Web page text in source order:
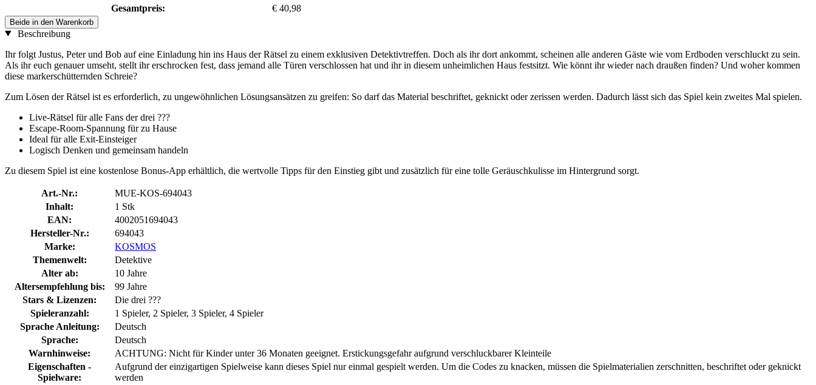
Gesamtpreis:
€ 40,98
Beide in den Warenkorb
Beschreibung
Ihr folgt Justus, Peter und Bob auf eine Einladung hin ins Haus der Rätsel zu einem exklusiven Detektivtreffen. Doch als ihr dort ankommt, scheinen alle anderen Gäste wie vom Erdboden verschluckt zu sein.
Als ihr euch genauer umseht, stellt ihr erschrocken fest, dass jemand alle Türen verschlossen hat und ihr in diesem unheimlichen Haus festsitzt. Wie könnt ihr wieder nach draußen finden? Und woher kommen
diese markerschütternden Schreie?
Zum Lösen der Rätsel ist es erforderlich, zu ungewöhnlichen Lösungsansätzen zu greifen: So darf das Material beschriftet, geknickt oder zerissen werden. Dadurch lässt sich das Spiel kein zweites Mal spielen.
Live-Rätsel für alle Fans der drei ???
Escape-Room-Spannung für zu Hause
Ideal für alle Exit-Einsteiger
Logisch Denken und gemeinsam handeln
Zu diesem Spiel ist eine kostenlose Bonus-App erhältlich, die wertvolle Tipps für den Einstieg gibt und zusätzlich für eine tolle Geräuschkulisse im Hintergrund sorgt.
Art.-Nr.:
MUE-KOS-694043
Inhalt:
1 Stk
EAN:
4002051694043
Hersteller-Nr.:
694043
Marke:
KOSMOS
Themenwelt:
Detektive
Alter ab:
10 Jahre
Altersempfehlung bis:
99 Jahre
Stars & Lizenzen:
Die drei ???
Spieleranzahl:
1 Spieler, 2 Spieler, 3 Spieler, 4 Spieler
Sprache Anleitung:
Deutsch
Sprache:
Deutsch
Warnhinweise:
ACHTUNG: Nicht für Kinder unter 36 Monaten geeignet. Erstickungsgefahr aufgrund verschluckbarer Kleinteile
Eigenschaften -
Spielware:
Aufgrund der einzigartigen Spielweise kann dieses Spiel nur einmal gespielt werden. Um die Codes zu knacken, müssen die Spielmaterialien zerschnitten, beschriftet oder geknickt
werden